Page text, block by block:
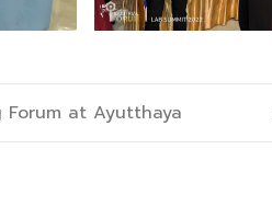
at Ayutthaya